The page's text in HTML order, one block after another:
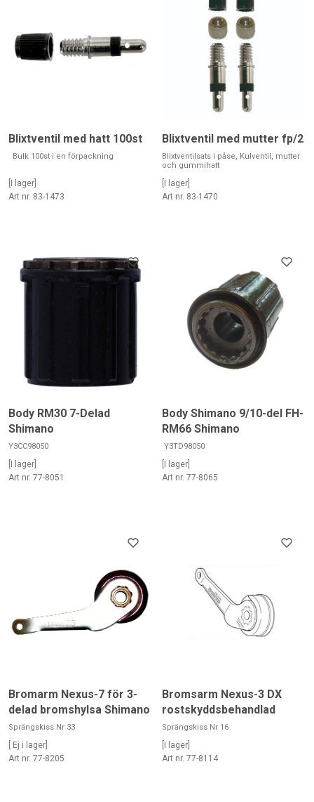
Blixtventil med hatt 100st
Bulk 100st i en förpackning
[I lager]
Art nr. 83-1473
Blixtventil med mutter fp/2
Blixtventilsats i påse, Kulventil, mutter
och gummihatt
[I lager]
Art nr. 83-1470
Body RM30 7-Delad
Shimano
Y3CC98050
[I lager]
Art nr. 77-8051
Body Shimano 9/10-del FH-
RM66 Shimano
Y3TD98050
[I lager]
Art nr. 77-8065
Bromarm Nexus-7 för 3-
delad bromshylsa Shimano
Sprängskiss Nr 33
[ Ej i lager]
Art nr. 77-8205
Bromsarm Nexus-3 DX
rostskyddsbehandlad
Sprängskiss Nr 16
[I lager]
Art nr. 77-8114